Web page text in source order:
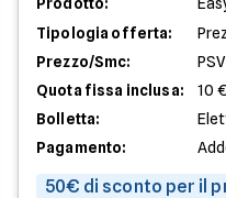
Tipologia offerta:
Prezzo/Smc:
Quota fissa inclusa:
10
Bolletta:
Pagamento:
50€ di sconto per il